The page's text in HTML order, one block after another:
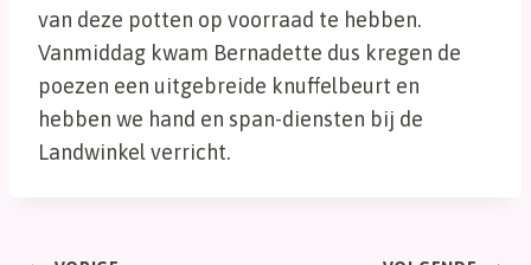
van deze potten op voorraad te hebben.
Vanmiddag kwam Bernadette dus kregen de
poezen een uitgebreide knuffelbeurt en
hebben we hand en span-diensten bij de
Landwinkel verricht.